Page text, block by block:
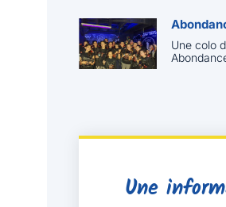
Une colo
Une